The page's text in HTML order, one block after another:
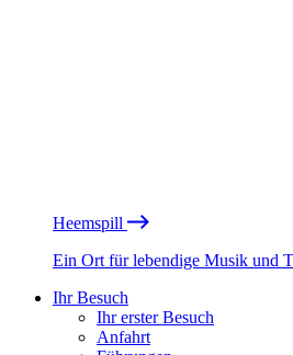
Heemspill
Ein Ort für lebendige Musik und
Ihr Besuch
Ihr erster Besuch
Anfahrt